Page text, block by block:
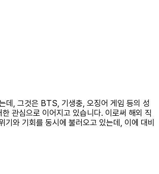
데, 그것은 BTS, 기생충, 오징어 게임 등의 성
관심으로 이어지고 있습니다. 이로써 해외 직
와 기회를 동시에 불러오고 있는데, 이에 대비